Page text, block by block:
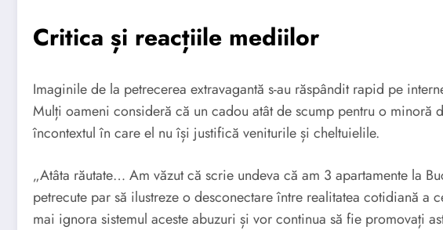
Critica și reacțiile mediilor
Imaginile de la petrecerea extravagantă s-au răspândit rapid pe
Mulți oameni consideră că un cadou atât de scump pentru o
încontextul în care el nu își justifică veniturile și cheltuielile.
„Atâta răutate… Am văzut că scrie undeva că am 3 apartamente la
petrecute par să ilustreze o desconectare între realitatea cotidiană
mai ignora sistemul aceste abuzuri și vor continua să fie promovați